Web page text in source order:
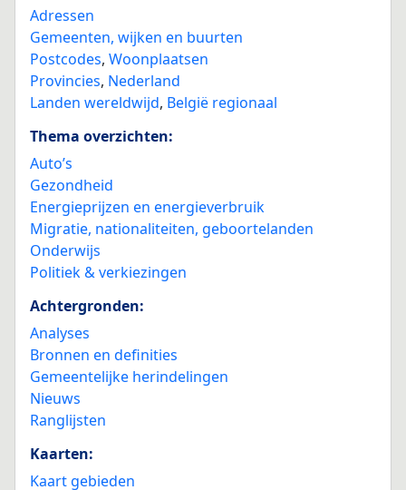
Adressen
Gemeenten, wijken en buurten
Postcodes, Woonplaatsen
Provincies, Nederland
Landen wereldwijd, België regionaal
Thema overzichten:
Auto’s
Gezondheid
Energieprijzen en energieverbruik
Migratie, nationaliteiten, geboortelanden
Onderwijs
Politiek & verkiezingen
Achtergronden:
Analyses
Bronnen en definities
Gemeentelijke herindelingen
Nieuws
Ranglijsten
Kaarten:
Kaart gebieden